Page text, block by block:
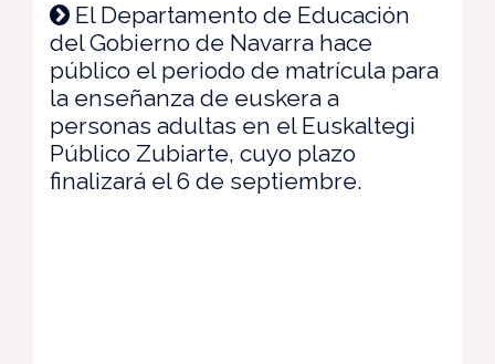
El Departamento de Educación
del Gobierno de Navarra hace
público el periodo de matrícula para
la enseñanza de euskera a
personas adultas en el Euskaltegi
Público Zubiarte, cuyo plazo
finalizará el 6 de septiembre.